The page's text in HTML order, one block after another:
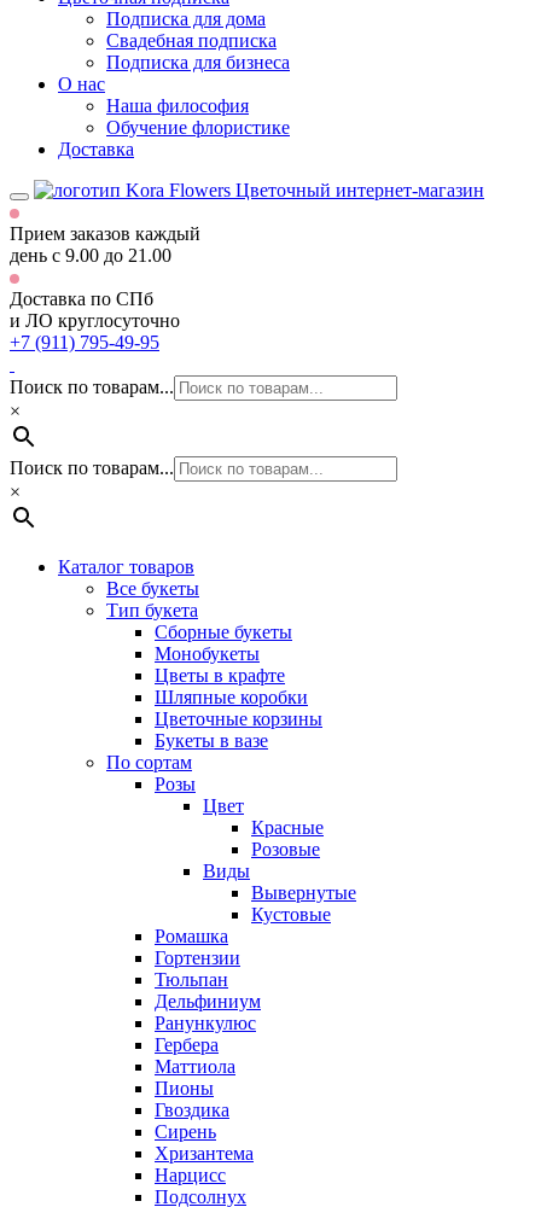
Подписка для дома
Свадебная подписка
Подписка для бизнеса
О нас
Наша философия
Обучение флористике
Доставка
Цветочный интернет-магазин
Прием заказов каждый
день с 9.00 до 21.00
Доставка по СПб
и ЛО круглосуточно
+7 (911) 795-49-95
Поиск по товарам...
×
Поиск по товарам...
×
Каталог товаров
Все букеты
Тип букета
Сборные букеты
Монобукеты
Цветы в крафте
Шляпные коробки
Цветочные корзины
Букеты в вазе
По сортам
Розы
Цвет
Красные
Розовые
Виды
Вывернутые
Кустовые
Ромашка
Гортензии
Тюльпан
Дельфиниум
Ранункулюс
Гербера
Маттиола
Пионы
Гвоздика
Сирень
Хризантема
Нарцисс
Подсолнух